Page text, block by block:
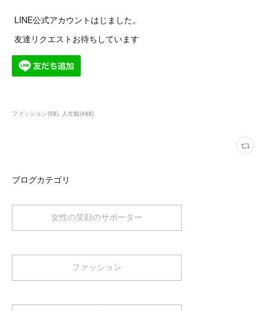
LINE公式アカウントはじました。
友達リクエストお待ちしています
ファッション(58) 人生観(488)
ブログカテゴリ
女性の笑顔のサポーター
ファッション